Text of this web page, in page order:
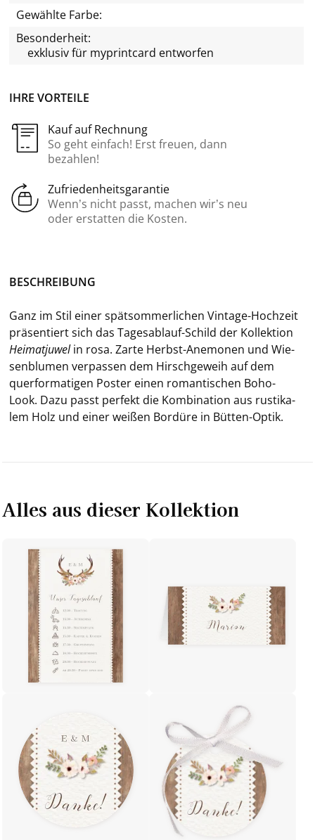
IHRE VORTEILE
Kauf auf Rechnung
So geht einfach! Erst freuen, dann
bezahlen!
Zufriedenheitsgarantie
Wenn’s nicht passt, machen wir’s neu
oder erstatten die Kosten.
Gewählte Farbe:
Besonderheit:
exklusiv für myprintcard entworfen
BE­SCHREI­BUNG
Ganz im Stil einer spät­som­mer­li­chen Vintage-​Hochzeit
prä­sen­tiert sich das Tagesablauf-​Schild der Kol­lek­ti­on
Hei­mat­ju­welin rosa. Zarte Herbst-​Anemonen und Wie­
sen­blu­men ver­pas­sen dem Hirsch­ge­weih auf dem
quer­for­ma­ti­gen Pos­ter einen ro­man­ti­schen Boho-​
Look. Dazu passt per­fekt die Kom­bi­na­ti­on aus rus­ti­ka­
lem Holz und einer wei­ßen Bor­dü­re in Bütten-​Optik.
Alles aus dieser Kollektion